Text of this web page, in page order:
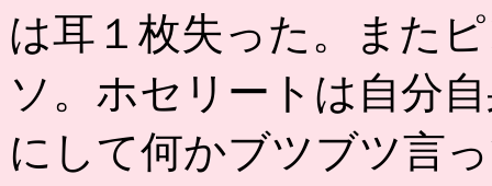
は耳１枚失った。また
ソ。ホセリートは自分
にして何かブツブツ言